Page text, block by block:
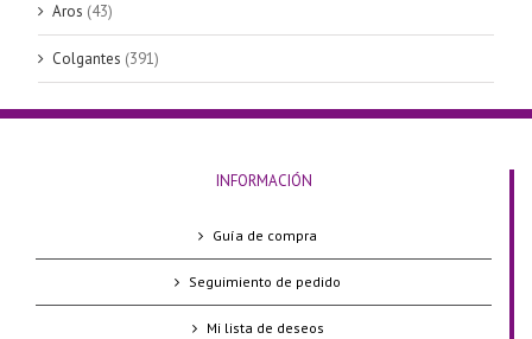
Aros (43)
Colgantes (391)
INFORMACIÓN
Guía de compra
Seguimiento de pedido
Mi lista de deseos